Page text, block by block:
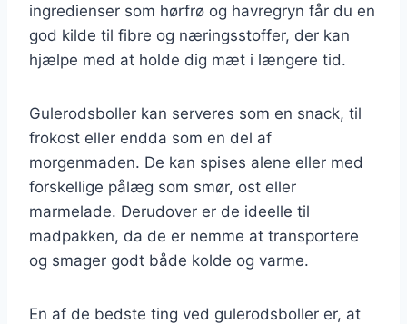
ingredienser som hørfrø og havregryn får du en
god kilde til fibre og næringsstoffer, der kan
hjælpe med at holde dig mæt i længere tid.
Gulerodsboller kan serveres som en snack, til
frokost eller endda som en del af
morgenmaden. De kan spises alene eller med
forskellige pålæg som smør, ost eller
marmelade. Derudover er de ideelle til
madpakken, da de er nemme at transportere
og smager godt både kolde og varme.
En af de bedste ting ved gulerodsboller er, at